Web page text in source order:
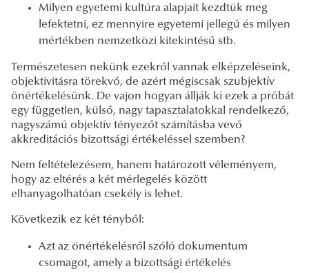
Milyen egyetemi kultúra alapjait kezdtük meg
lefektetni, ez mennyire egyetemi jellegű és milyen
mértékben nemzetközi kitekintésű stb.
Természetesen nekünk ezekről vannak elképzeléseink,
objektivitásra törekvő, de azért mégiscsak szubjektív
önértékelésünk. De vajon hogyan állják ki ezek a próbát
egy független, külső, nagy tapasztalatokkal rendelkező,
nagyszámú objektív tényezőt számításba vevő
akkreditációs bizottsági értékeléssel szemben?
Nem feltételezésem, hanem határozott véleményem,
hogy az eltérés a két mérlegelés között
elhanyagolhatóan csekély is lehet.
Következik ez két tényből:
Azt az önértékelésről szóló dokumentum
csomagot, amely a bizottsági értékelés